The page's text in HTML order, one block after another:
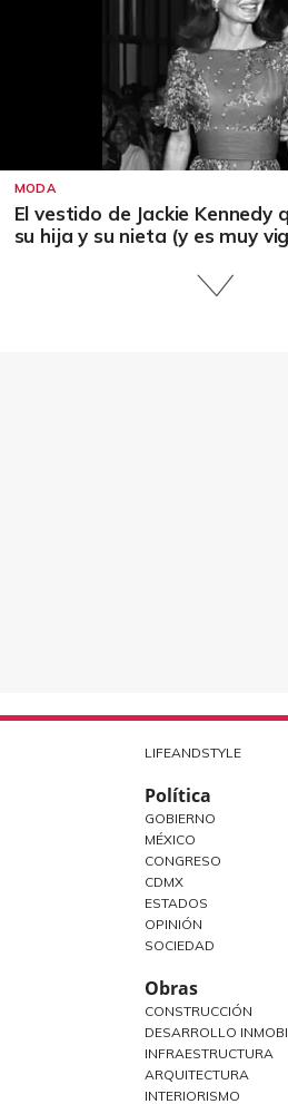
MODA
El vestido de Jackie Kennedy
su hija y su nieta (y es muy
LIFEANDSTYLE
Política
GOBIERNO
MÉXICO
CONGRESO
CDMX
ESTADOS
OPINIÓN
SOCIEDAD
Obras
CONSTRUCCIÓN
DESARROLLO
INFRAESTRUCTURA
ARQUITECTURA
INTERIORISMO